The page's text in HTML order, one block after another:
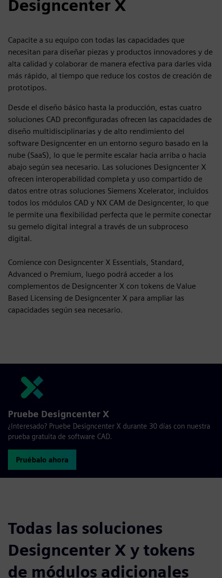
Designcenter X
Capacite a su equipo con todas las capacidades que
necesitan para diseñar piezas y productos innovadores y de
alta calidad y colaborar de manera efectiva para darles vida
más rápido, al tiempo que reduce los costos de creación de
prototipos.
Desde el diseño básico hasta la producción, estas cuatro
soluciones CAD preconfiguradas ofrecen las capacidades de
diseño multidisciplinarias y de alto rendimiento del
software Designcenter en un entorno seguro basado en la
nube (SaaS), lo que le permite escalar hacia arriba o hacia
abajo según sea necesario. Las soluciones Designcenter X
ofrecen interoperabilidad completa y uso compartido de
datos entre otras soluciones Siemens Xcelerator, incluidos
todos los módulos CAD y NX CAM de Designcenter, lo que
le permite una flexibilidad perfecta que le permite conectar
su gemelo digital integral a través de un subproceso
digital.
Comience con Designcenter X Essentials, Standard,
Advanced o Premium, luego podrá acceder a los
complementos de Designcenter X con tokens de Value
Based Licensing de Designcenter X para ampliar las
capacidades según sea necesario.
Pruebe Designcenter X
¿Interesado? Pruebe Designcenter X durante 30 días con nuestra
prueba gratuita de software CAD.
Pruébalo ahora
Todas las soluciones
Designcenter X y tokens
de módulos adicionales